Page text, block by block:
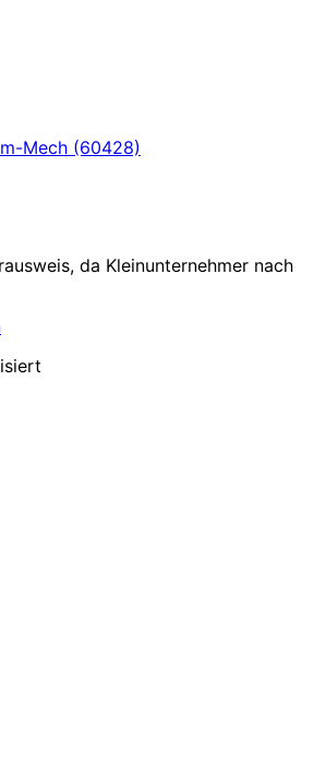
Mech (60428)
da Kleinunternehmer nach